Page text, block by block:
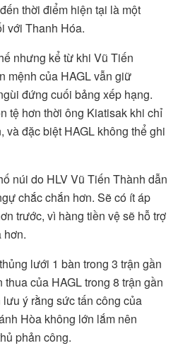
thời điểm hiện tại là một
với Thanh Hóa.
nhưng kể từ khi Vũ Tiến
mệnh của HAGL vẫn giữ
đứng cuối bảng xếp hạng.
tệ hơn thời ông Kiatisak khi chỉ
và đặc biệt HAGL không thể ghi
núi do HLV Vũ Tiến Thành dẫn
chắc chắn hơn. Sẽ có ít áp
trước, vì hàng tiền vệ sẽ hỗ trợ
hơn.
lưới 1 bàn trong 3 trận gần
của HAGL trong 8 trận gần
ý rằng sức tấn công của
Hòa không lớn lắm nên
phản công.